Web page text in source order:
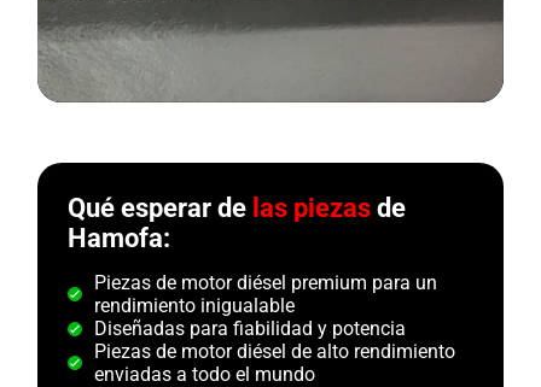
Qué esperar de las piezasde
Hamofa:
Piezas de motor diésel premium para un
rendimiento inigualable
Diseñadas para fiabilidad y potencia
Piezas de motor diésel de alto rendimiento
enviadas a todo el mundo